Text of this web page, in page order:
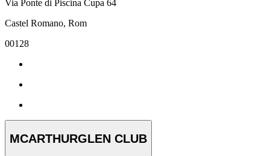
Via Ponte di Piscina Cupa 64
Castel Romano, Rom
00128
MCARTHURGLEN CLUB